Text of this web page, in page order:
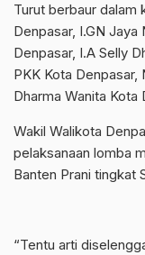
Turut berbaur dalam
Denpasar, I.GN
Denpasar, I.A Selly
PKK Kota Denpasar,
Dharma Wanita Kota
Wakil Walikota
pelaksanaan lomba
Banten Prani tingkat
“Tentu arti